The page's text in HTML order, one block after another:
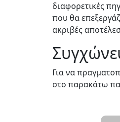
διαφορετικές
που θα
ακριβές
Για να
στο παρακάτω